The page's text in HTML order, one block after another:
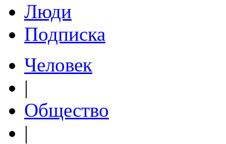
Люди
Подписка
Человек
|
Общество
|